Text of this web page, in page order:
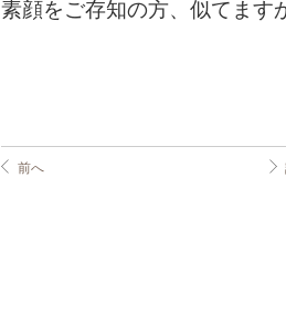
素顔をご存知の方、似てます
前へ